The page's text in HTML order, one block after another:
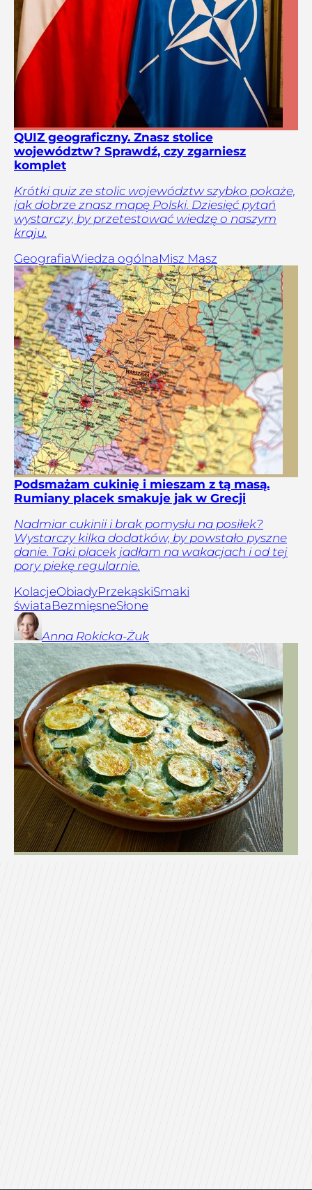
QUIZ geograficzny. Znasz stolice
województw? Sprawdź, czy zgarniesz
komplet
Krótki quiz ze stolic województw szybko pokaże,
jak dobrze znasz mapę Polski. Dziesięć pytań
wystarczy, by przetestować wiedzę o naszym
kraju.
GeografiaWiedza ogólnaMisz Masz
Podsmażam cukinię i mieszam z tą masą.
Rumiany placek smakuje jak w Grecji
Nadmiar cukinii i brak pomysłu na posiłek?
Wystarczy kilka dodatków, by powstało pyszne
danie. Taki placek jadłam na wakacjach i od tej
pory piekę regularnie.
KolacjeObiadyPrzekąskiSmaki
świataBezmięsneSłone
Anna Rokicka-Żuk